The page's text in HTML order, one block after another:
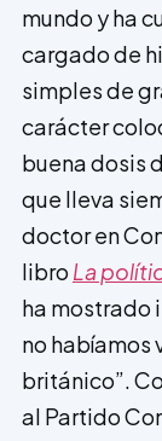
mundo y ha
cargado de
simples de
carácter
buena dosis
que lleva
doctor en
libro La
ha mostrado
no habíamos
británico”.
al Partido